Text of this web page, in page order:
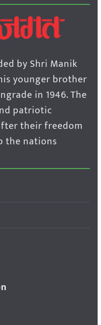
by Shri Manik
younger brother
in 1946. The
patriotic
their freedom
the nations